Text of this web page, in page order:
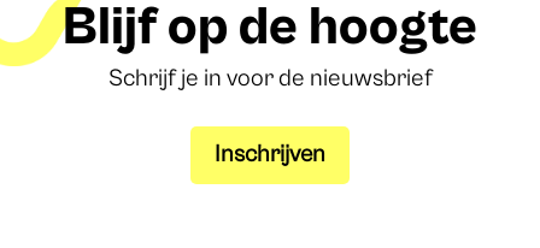
Blijf op de hoogte
Schrijf je in voor de nieuwsbrief
Inschrijven